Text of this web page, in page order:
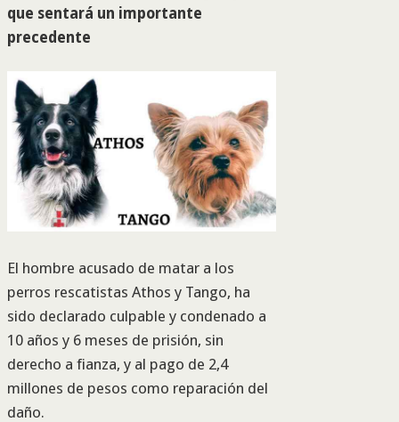
que sentará un importante
precedente
El hombre acusado de matar a los
perros rescatistas Athos y Tango, ha
sido declarado culpable y condenado a
10 años y 6 meses de prisión, sin
derecho a fianza, y al pago de 2,4
millones de pesos como reparación del
daño.